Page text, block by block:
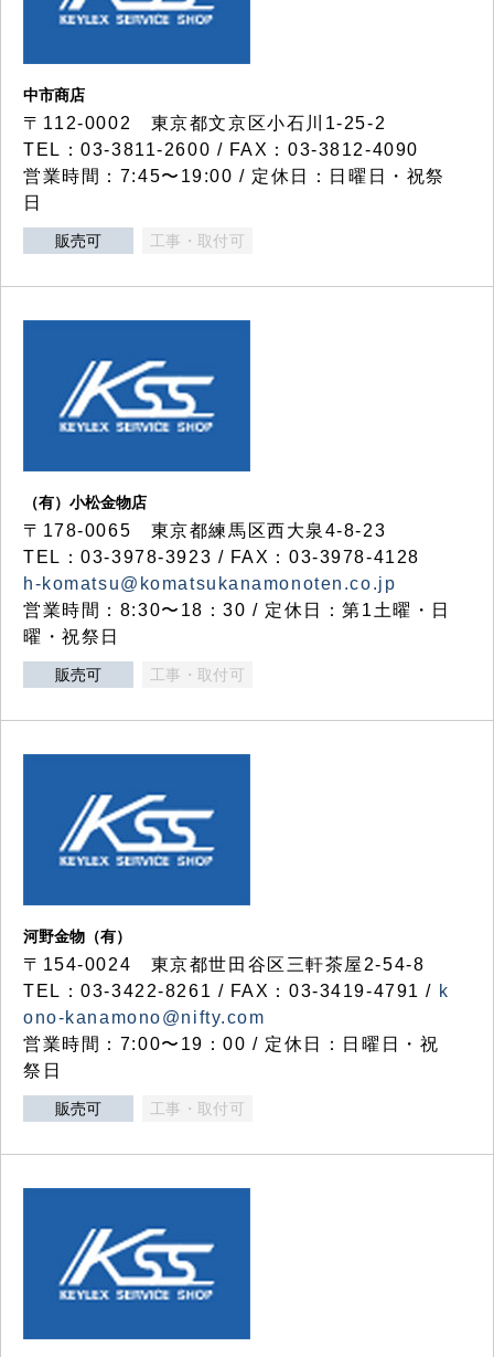
中市商店
〒112-0002 東京都文京区小石川1-25-2
TEL：03-3811-2600 / FAX：03-3812-4090
営業時間：7:45〜19:00 / 定休日：日曜日・祝祭
日
販売可 工事・取付可
（有）小松金物店
〒178-0065 東京都練馬区西大泉4-8-23
TEL：03-3978-3923 / FAX：03-3978-4128
h-komatsu@komatsukanamonoten.co.jp
営業時間：8:30〜18：30 / 定休日：第1土曜・日
曜・祝祭日
販売可 工事・取付可
河野金物（有）
〒154-0024 東京都世田谷区三軒茶屋2-54-8
TEL：03-3422-8261 / FAX：03-3419-4791 / k
ono-kanamono@nifty.com
営業時間：7:00〜19：00 / 定休日：日曜日・祝
祭日
販売可 工事・取付可